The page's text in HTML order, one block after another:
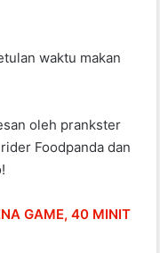
waktu makan
oleh prankster
Foodpanda dan
GAME, 40 MINIT